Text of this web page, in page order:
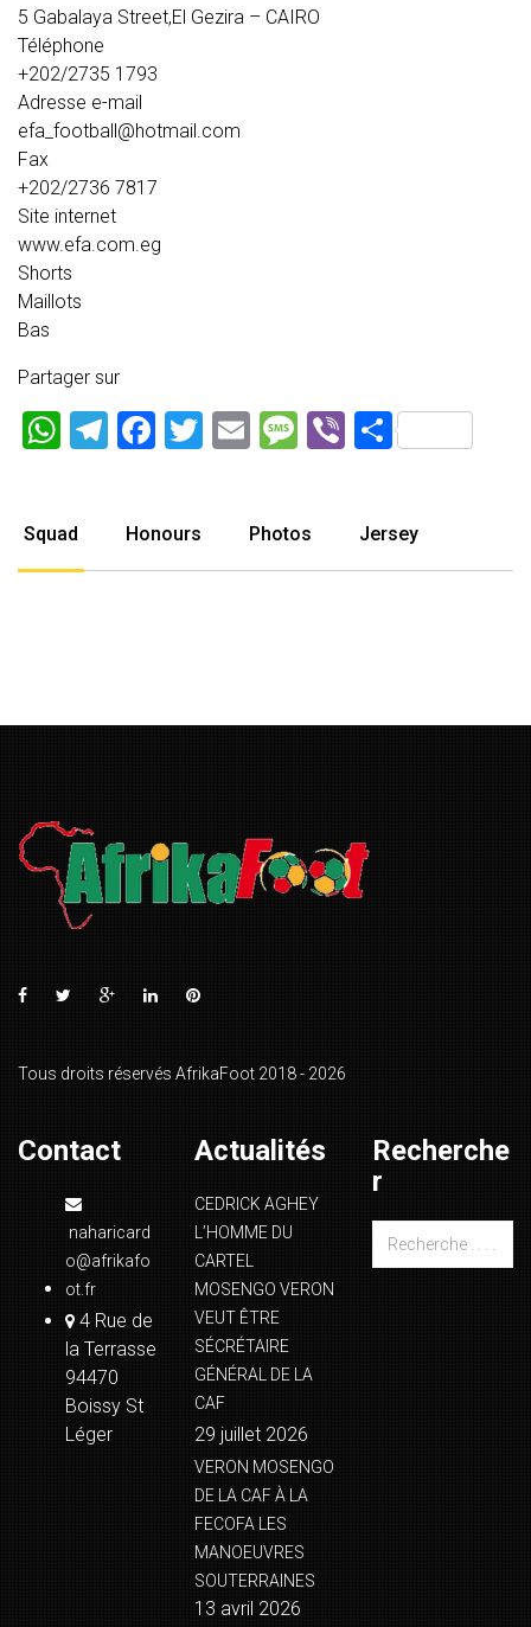
5 Gabalaya Street,El Gezira – CAIRO
Téléphone
+202/2735 1793
Adresse e-mail
efa_football@hotmail.com
Fax
+202/2736 7817
Site internet
www.efa.com.eg
Shorts
Maillots
Bas
Partager sur
WhatsApp
Telegram
Facebook
Twitter
EmailMessage
Viber
Squad Honours Photos Jersey
Tous droits réservés AfrikaFoot 2018 - 2026
Contact
naharicard
o@afrikafo
ot.fr
4 Rue de
la Terrasse
94470
Boissy St
Léger
Actualités
CEDRICK AGHEY
L’HOMME DU
CARTEL
MOSENGO VERON
VEUT ÊTRE
SÉCRÉTAIRE
GÉNÉRAL DE LA
CAF
29 juillet 2026
VERON MOSENGO
DE LA CAF À LA
FECOFA LES
MANOEUVRES
SOUTERRAINES
13 avril 2026
Recherche
r